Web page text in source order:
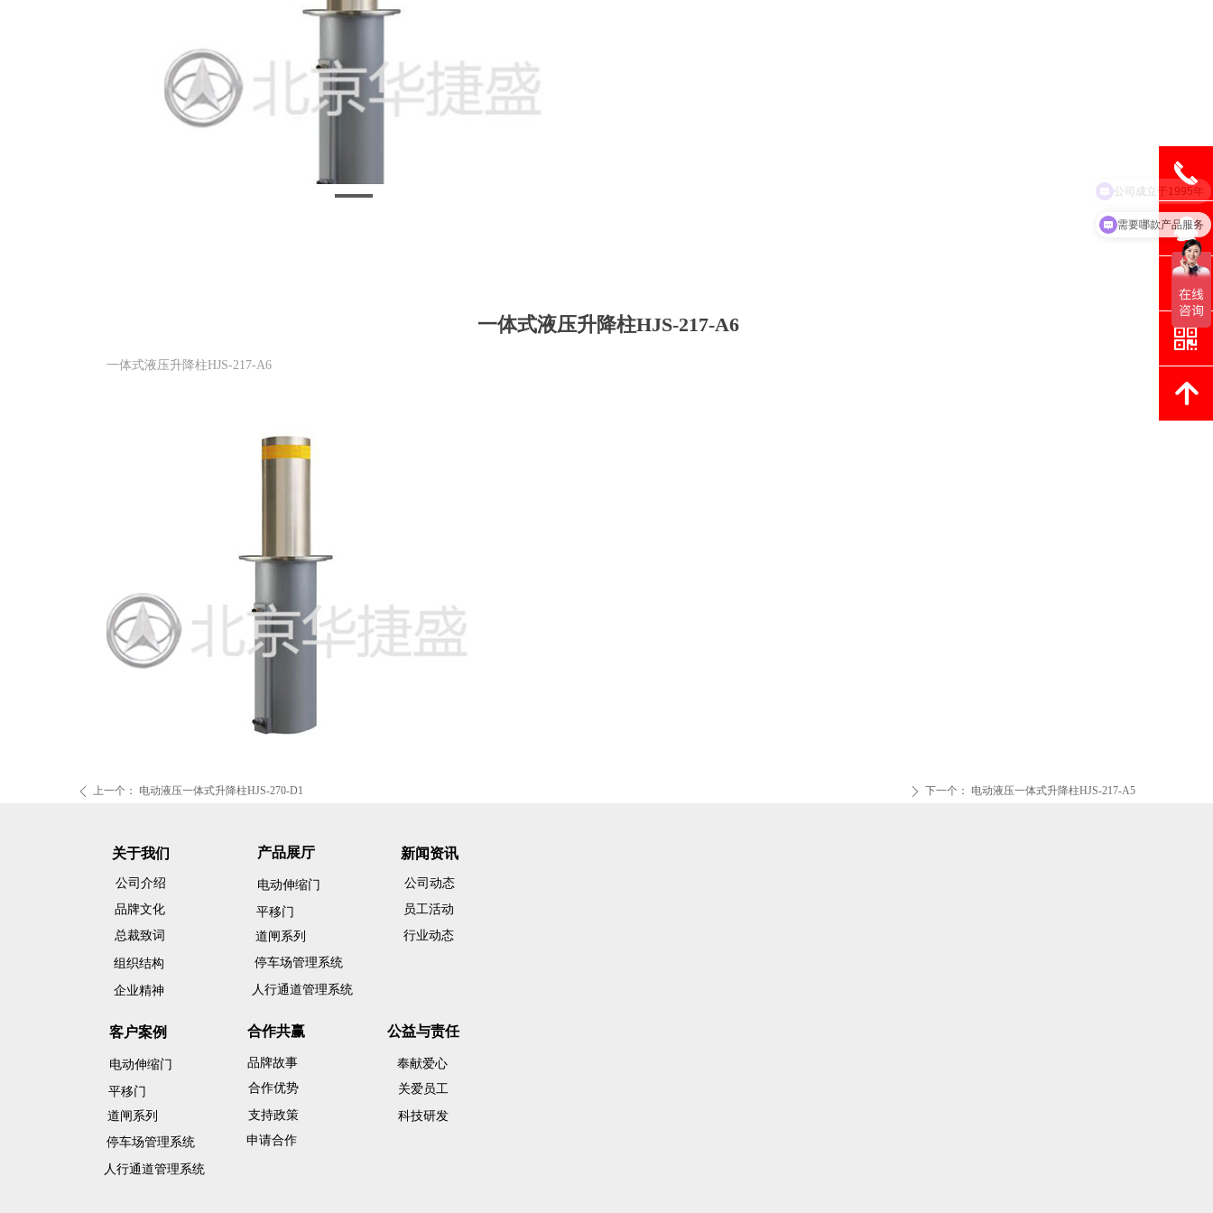
一体式液压升降柱HJS-217-A6
一体式液压升降柱HJS-217-A6
ꄴ 上一个： 电动液压一体式升降柱HJS-270-D1 ꄲ 下一个： 电动液压一体式升降柱HJS-217-A5
关于我们
公司介绍
品牌文化
总裁致词
组织结构
企业精神
产品展厅
电动伸缩门
平移门
道闸系列
停车场管理系统
人行通道管理系统
新闻资讯
公司动态
员工活动
行业动态
电动伸缩门
客户案例
平移门
道闸系列
停车场管理系统
人行通道管理系统
合作共赢
品牌故事
合作优势
支持政策
申请合作
公益与责任
奉献爱心
关爱员工
科技研发
끅
뀩
뀥
낃
녕
需要哪款产品服务